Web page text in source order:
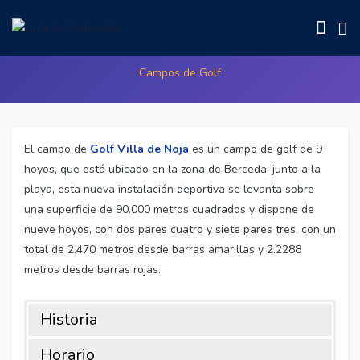
Golf Villa de Noja
Campos de Golf
El campo de Golf Villa de Noja es un campo de golf de 9
hoyos, que está ubicado en la zona de Berceda, junto a la
playa, esta nueva instalación deportiva se levanta sobre
una superficie de 90.000 metros cuadrados y dispone de
nueve hoyos, con dos pares cuatro y siete pares tres, con un
total de 2.470 metros desde barras amarillas y 2.2288
metros desde barras rojas.
Historia
Horario